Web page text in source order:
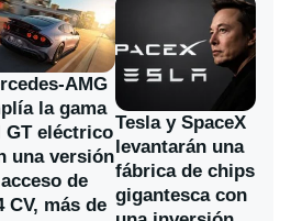
AMG
la gama
GT eléctrico
una versión
de
CV, más de
Tesla y SpaceX
levantarán una
fábrica de chips
gigantesca con